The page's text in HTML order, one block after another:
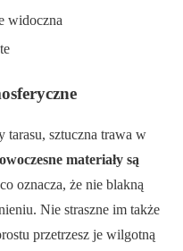
widoczna
tarasu, sztuczna trawa w
materiały są
oznacza, że nie blakną
Nie straszne im także
przetrzesz je wilgotną